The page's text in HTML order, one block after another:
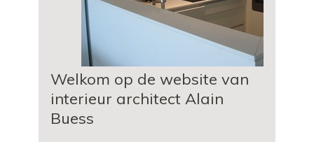
Welkom op de website van
interieur architect Alain
Buess